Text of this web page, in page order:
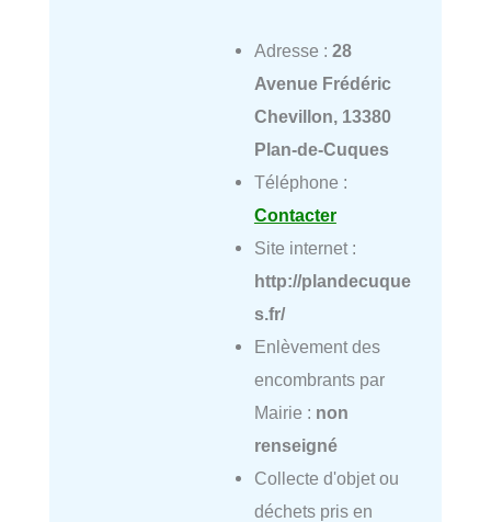
Adresse : 28
Avenue Frédéric
Chevillon, 13380
Plan-de-Cuques
Téléphone :
Contacter
Site internet :
http://plandecuque
s.fr/
Enlèvement des
encombrants par
Mairie : non
renseigné
Collecte d'objet ou
déchets pris en